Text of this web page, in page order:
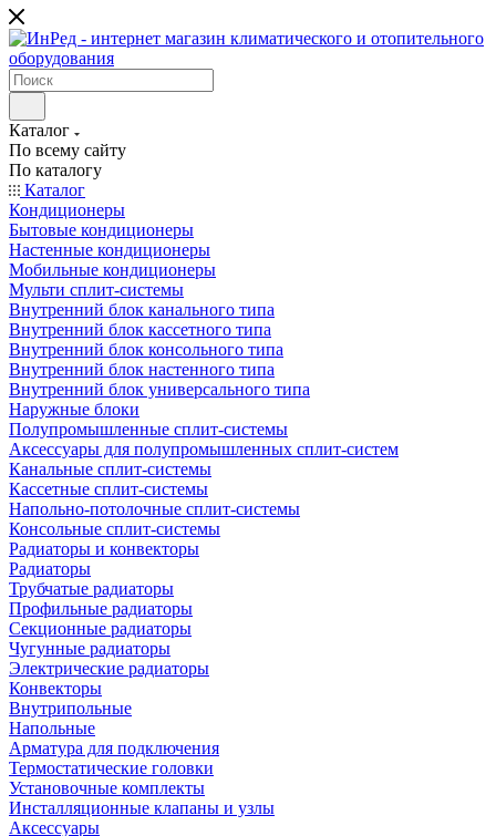
Каталог
По всему сайту
По каталогу
Каталог
Кондиционеры
Бытовые кондиционеры
Настенные кондиционеры
Мобильные кондиционеры
Мульти сплит-системы
Внутренний блок канального типа
Внутренний блок кассетного типа
Внутренний блок консольного типа
Внутренний блок настенного типа
Внутренний блок универсального типа
Наружные блоки
Полупромышленные сплит-системы
Аксессуары для полупромышленных сплит-систем
Канальные сплит-системы
Кассетные сплит-системы
Напольно-потолочные сплит-системы
Консольные сплит-системы
Радиаторы и конвекторы
Радиаторы
Трубчатые радиаторы
Профильные радиаторы
Секционные радиаторы
Чугунные радиаторы
Электрические радиаторы
Конвекторы
Внутрипольные
Напольные
Арматура для подключения
Термостатические головки
Установочные комплекты
Инсталляционные клапаны и узлы
Аксессуары